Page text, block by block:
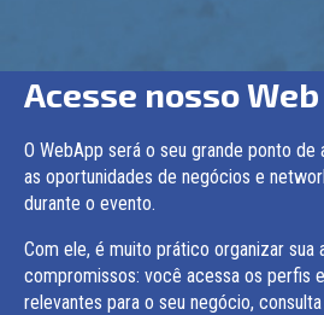
Acesse nosso
O WebApp será o seu grande ponto
as oportunidades de negócios e
durante o evento.
Com ele, é muito prático organizar sua
compromissos: você acessa os perfis
relevantes para o seu negócio,